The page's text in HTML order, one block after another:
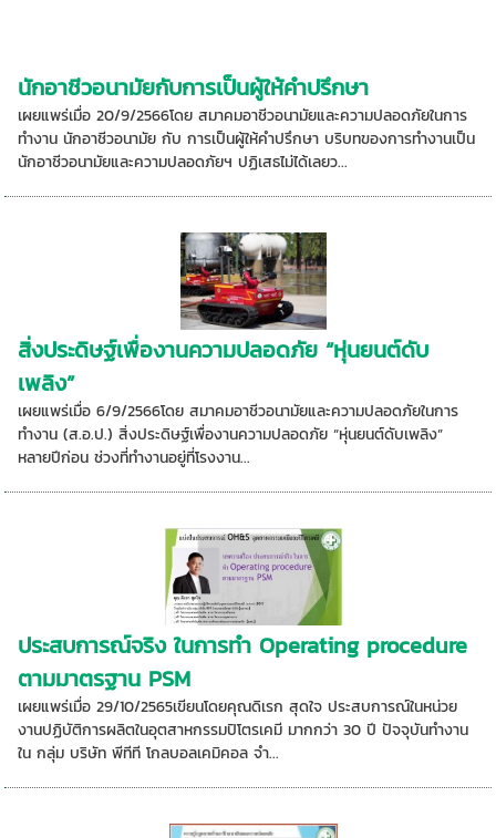
นักอาชีวอนามัยกับการเป็นผู้ให้คำปรึกษา
เผยแพร่เมื่อ 20/9/2566โดย สมาคมอาชีวอนามัยและความปลอดภัยในการ
ทำงาน นักอาชีวอนามัย กับ การเป็นผู้ให้คำปรึกษา บริบทของการทำงานเป็น
นักอาชีวอนามัยและความปลอดภัยฯ ปฏิเสธไม่ได้เลยว...
สิ่งประดิษฐ์เพื่องานความปลอดภัย “หุ่นยนต์ดับ
เพลิง”
เผยแพร่เมื่อ 6/9/2566โดย สมาคมอาชีวอนามัยและความปลอดภัยในการ
ทำงาน (ส.อ.ป.) สิ่งประดิษฐ์เพื่องานความปลอดภัย “หุ่นยนต์ดับเพลิง”
หลายปีก่อน ช่วงที่ทำงานอยู่ที่โรงงาน...
ประสบการณ์จริง ในการทำ Operating procedure
ตามมาตรฐาน PSM
เผยแพร่เมื่อ 29/10/2565เขียนโดยคุณดิเรก สุดใจ ประสบการณ์ในหน่วย
งานปฏิบัติการผลิตในอุตสาหกรรมปิโตรเคมี มากกว่า 30 ปี ปัจจุบันทำงาน
ใน กลุ่ม บริษัท พีทีที โกลบอลเคมิคอล จำ...